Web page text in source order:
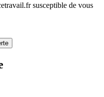
susceptible de vous